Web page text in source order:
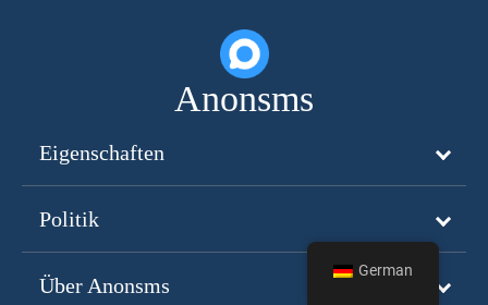
Anonsms
Eigenschaften
Politik
Über Anonsms
German